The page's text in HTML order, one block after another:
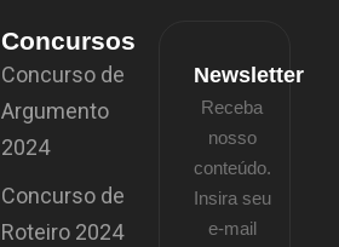
Concursos
Concurso de
Argumento
2024
Concurso de
Roteiro 2024
Newsletter
Receba
nosso
conteúdo.
Insira seu
e-mail